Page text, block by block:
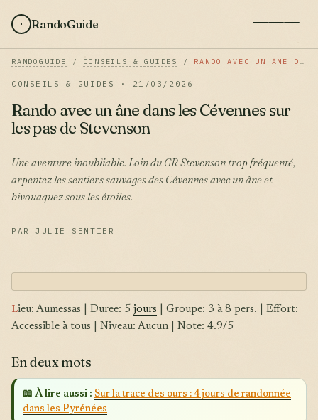
RandoGuide
RANDOGUIDE / CONSEILS & GUIDES / RANDO AVEC UN ÂNE DANS LES CÉVENNES SUR LES PAS DE STEVENSON
CONSEILS & GUIDES · 21/03/2026
Rando avec un âne dans les Cévennes sur
les pas de Stevenson
Une aventure inoubliable. Loin du GR Stevenson trop fréquenté,
arpentez les sentiers sauvages des Cévennes avec un âne et
bivouaquez sous les étoiles.
PAR JULIE SENTIER
Lieu: Aumessas | Duree: 5 jours | Groupe: 3 à 8 pers. | Effort:
Accessible à tous | Niveau: Aucun | Note: 4.9/5
En deux mots
📖 À lire aussi : Sur la trace des ours : 4 jours de randonnée
dans les Pyrénées